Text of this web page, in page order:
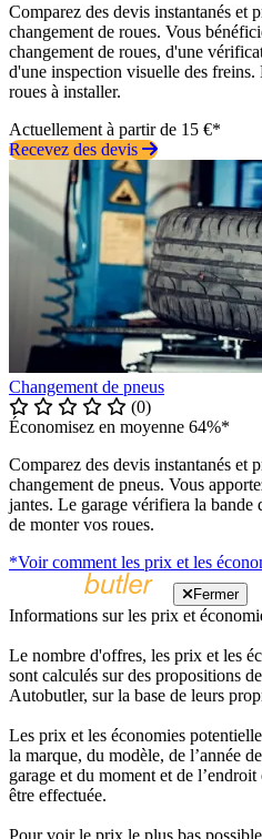
Comparez des devis instantanés et
changement de roues. Vous
changement de roues, d'une
d'une inspection visuelle des
roues à installer.
Actuellement à partir de 15 €*
Recevez des devis
Changement de pneus
(0)
Économisez en moyenne 64%*
Comparez des devis instantanés et
changement de pneus. Vous
jantes. Le garage vérifiera la bande
de monter vos roues.
*Voir comment les prix et les
Fermer
Informations sur les prix et
Le nombre d'offres, les prix et les
sont calculés sur des propositions
Autobutler, sur la base de leurs
Les prix et les économies
la marque, du modèle, de l’année
garage et du moment et de
être effectuée.
Pour voir le prix le plus bas